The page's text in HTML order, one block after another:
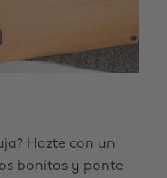
Hazte con un
bonitos y ponte